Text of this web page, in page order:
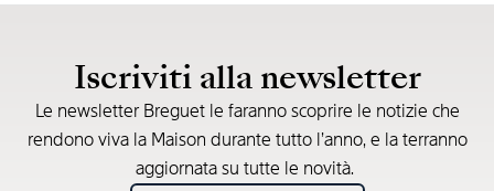
Iscriviti alla newsletter
Le newsletter Breguet le faranno scoprire le notizie che
rendono viva la Maison durante tutto l’anno, e la terranno
aggiornata su tutte le novità.